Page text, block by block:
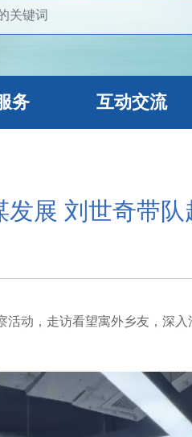
务 互动交流
发展 刘世奇带
，走访看望寓外乡友，深入